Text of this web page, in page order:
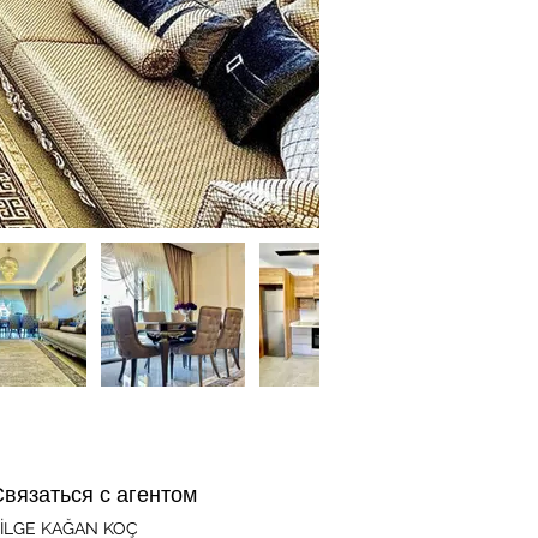
с агентом
KAĞAN KOÇ